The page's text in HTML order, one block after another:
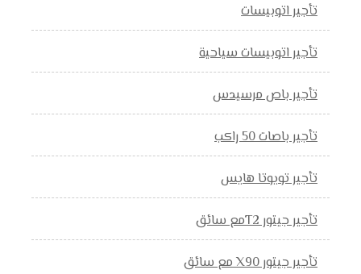
تأجير اتوبيسات
تأجير اتوبيسات سياحية
تأجير باص مرسيدس
تأجير باصات 50 راكب
تأجير تويوتا هايس
تأجير جيتور T2مع سائق
تأجير جيتور X90 مع سائق